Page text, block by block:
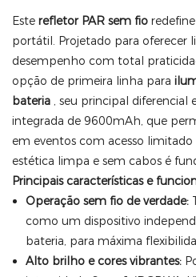
Este refletor PAR sem fio
portátil. Projetado para oferecer
desempenho com total
opção de primeira linha para
bateria , seu principal diferencial
integrada de 9600mAh, que
em eventos com acesso
estética limpa e sem cabos é
Principais características e
Operação sem fio de verdade:
como um dispositivo
bateria, para máxima
Alto brilho e cores vibrantes: